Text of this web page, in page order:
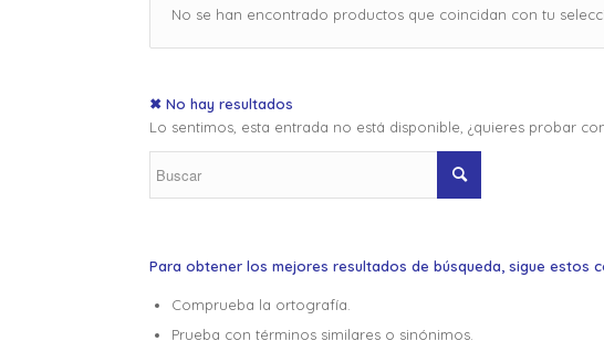
No se han encontrado productos que coincidan con tu
✖ No hay resultados
Lo sentimos, esta entrada no está disponible, ¿quieres probar
Para obtener los mejores resultados de búsqueda, sigue estos
Comprueba la ortografía.
Prueba con términos similares o sinónimos.